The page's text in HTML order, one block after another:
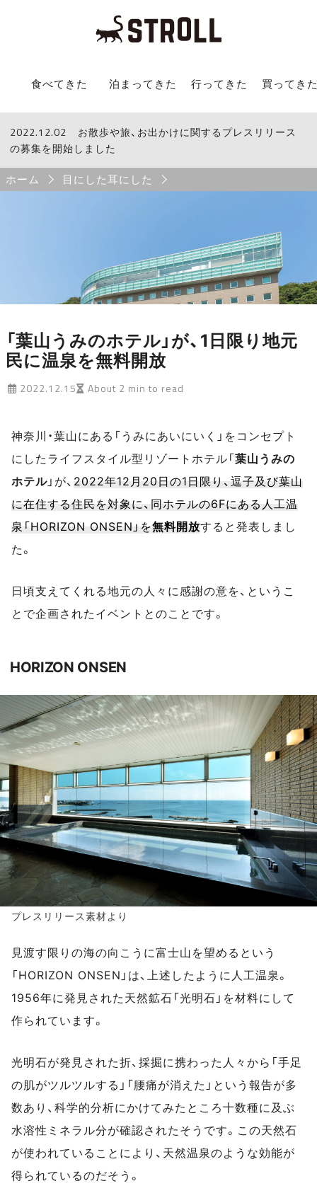
STROLL Menu
食べてきた 泊まってきた 行ってきた 買ってき
STROLLからのお知らせ
2022.12.02
お散歩や旅、お出かけに関するプレスリリース
の募集を開始しました
Breadcrumb
ホーム 目にした耳にした
「葉山うみのホテル」が、1日限り地元
民に温泉を無料開放
2022.12.15 About 2 min to read
神奈川・葉山にある「うみにあいにいく」をコンセプト
にしたライフスタイル型リゾートホテル「葉山うみの
ホテル 」が、 2022年12月20日の1日限り、逗子及び葉山
に在住する住民を対象に、同ホテルの6Fにある人工温
泉「HORIZON ONSEN」を無料開放すると発表しまし
た。
日頃支えてくれる地元の人々に感謝の意を、というこ
とで企画されたイベントとのことです。
HORIZON ONSEN
プレスリリース素材より
見渡す限りの海の向こうに富士山を望めるという
「HORIZON ONSEN」は、上述したように人工温泉。
1956年に発見された天然鉱石「光明石」を材料にして
作られています。
光明石が発見された折、採掘に携わった人々から「手足
の肌がツルツルする」「腰痛が消えた」という報告が多
数あり、科学的分析にかけてみたところ十数種に及ぶ
水溶性ミネラル分が確認されたそうです。この天然石
が使われていることにより、天然温泉のような効能が
得られているのだそう。